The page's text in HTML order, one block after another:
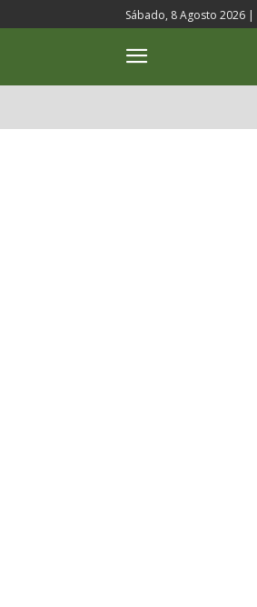
Sábado, 8 Agosto 2026 |